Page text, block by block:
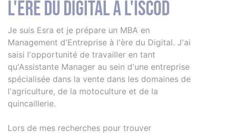
l'ère du Digital à l'iSCOD
Je suis Esra et je prépare un MBA en
Management d'Entreprise à l'ère du Digital. J'ai
saisi l'opportunité de travailler en tant
qu'Assistante Manager au sein d'une entreprise
spécialisée dans la vente dans les domaines de
l'agriculture, de la motoculture et de la
quincaillerie.
Lors de mes recherches pour trouver